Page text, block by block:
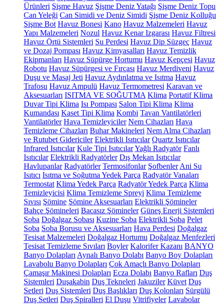
Ürünleri Şişme Havuz Şişme Deniz Yatağı Şişme Deniz Topu
Can Yeleği Can Simidi ve Deniz Simidi Şişme Deniz Kolluğu
Şişme Bot Havuz Bonesi Kano Havuz Malzemeleri Havuz
Yapı Malzemeleri Nozul Havuz Kenar Izgarası Havuz Filtresi
Havuz Örtü Sistemleri Su Perdesi Havuz Dip Süzgeç Havuz
ve Dozaj Pompası Havuz Kimyasalları Havuz Temizlik
Ekipmanları Havuz Süpürge Hortumu Havuz Kepçesi Havuz
Robotu Havuz Süpürgesi ve Fırçası Havuz Merdiveni Havuz
Duşu ve Masaj Jeti Havuz Aydınlatma ve Isıtma Havuz
Trafosu Havuz Ampulü Havuz Termometresi Karavan ve
Aksesuarları ISITMA VE SOĞUTMA Klima Portatif Klima
Duvar Tipi Klima Isı Pompası Salon Tipi Klima Klima
Kumandası Kaset Tipi Klima Kombi Tavan Vantilatörleri
Vantilatörler Hava Temizleyiciler Nem Cihazları Hava
Temizleme Cihazları Buhar Makineleri Nem Alma Cihazları
ve Rutubet Gidericiler Elektrikli Isıtıcılar Quartz Isıtıcılar
Infrared Isıtıcılar Kule Tipi IsıtıcılarYağlı Radyatör Fanlı
Isıtıcılar Elektrikli Radyatörler Dış Mekan Isıtıcılar
Havlupanlar Radyatörler Termosifonlar Şofbenler Ani Su
Isıtıcı Isıtma ve Soğutma Yedek Parça Radyatör Vanaları
Termostat Klima Yedek Parça Radyatör Yedek Parça Klima
Temizleyicisi Klima Temizleme Spreyi Klima Temizleme
Sıvısı Şömine Şömine Aksesuarları Elektrikli Şömineler
Bahçe Şömineleri Bacasız Şömineler Güneş Enerji Sistemleri
Soba Doğalgaz Sobası Kuzine Soba Elektrikli Soba Pelet
Soba Soba Borusu ve Aksesuarları Hava Perdesi Doğalgaz
Tesisat Malzemeleri Doğalgaz Hortumu Doğalgaz Menfezleri
Tesisat Temizleme Sıvıları Boyler Kalorifer Kazanı BANYO
Banyo Dolapları Aynalı Banyo Dolabı Banyo Boy Dolapları
Lavabolu Banyo Dolapları Çok Amaçlı Banyo Dolapları
Çamaşır Makinesi Dolapları Ecza Dolabı Banyo Rafları Duş
Sistemleri Duşakabin Duş Tekneleri Jakuziler Küvet Duş
Setleri Duş Sistemleri Duş Başlıkları Duş Kolonları Sürgülü
Duş Setleri Duş Spiralleri El Duşu Vitrifiyeler Lavabolar